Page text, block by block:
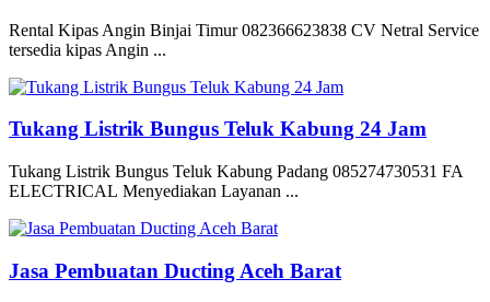
Rental Kipas Angin Binjai Timur 082366623838 CV Netral Service
tersedia kipas Angin ...
Tukang Listrik Bungus Teluk Kabung 24 Jam
Tukang Listrik Bungus Teluk Kabung Padang 085274730531 FA
ELECTRICAL Menyediakan Layanan ...
Jasa Pembuatan Ducting Aceh Barat